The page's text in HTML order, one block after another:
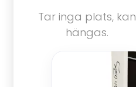
Tar inga plats, kan
hängas.